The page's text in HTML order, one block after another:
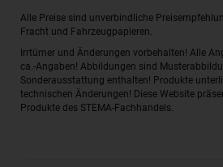
Alle Preise sind unverbindliche
Fracht und Fahrzeugpapieren.
Irrtümer und Änderungen vorbehalten! Alle
ca.-Angaben! Abbildungen sind
Sonderausstattung enthalten! Produkte
technischen Änderungen! Diese Website
Produkte des STEMA-Fachhandels.